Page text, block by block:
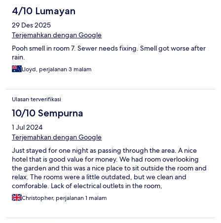
4/10 Lumayan
29 Des 2025
Terjemahkan dengan Google
Pooh smell in room 7. Sewer needs fixing. Smell got worse after
rain.
Lloyd, perjalanan 3 malam
Ulasan terverifikasi
10/10 Sempurna
1 Jul 2024
Terjemahkan dengan Google
Just stayed for one night as passing through the area. A nice
hotel that is good value for money. We had room overlooking
the garden and this was a nice place to sit outside the room and
relax. The rooms were a little outdated, but we clean and
comforable. Lack of electrical outlets in the room,
Christopher, perjalanan 1 malam